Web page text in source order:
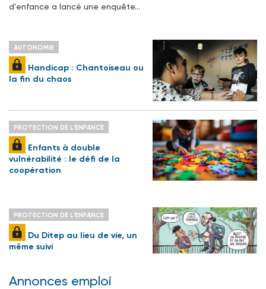
d'enfance a lancé une enquête…
AUTONOMIE
Handicap : Chantoiseau ou
la fin du chaos
PROTECTION DE L'ENFANCE
Enfants à double
vulnérabilité : le défi de la
coopération
PROTECTION DE L'ENFANCE
Du Ditep au lieu de vie, un
même suivi
Annonces emploi